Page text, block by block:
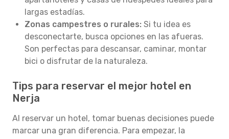
largas estadías.
Zonas campestres o rurales: Si tu idea es
desconectarte, busca opciones en las afueras.
Son perfectas para descansar, caminar, montar
bici o disfrutar de la naturaleza.
Tips para reservar el mejor hotel en
Nerja
Al reservar un hotel, tomar buenas decisiones puede
marcar una gran diferencia. Para empezar, la